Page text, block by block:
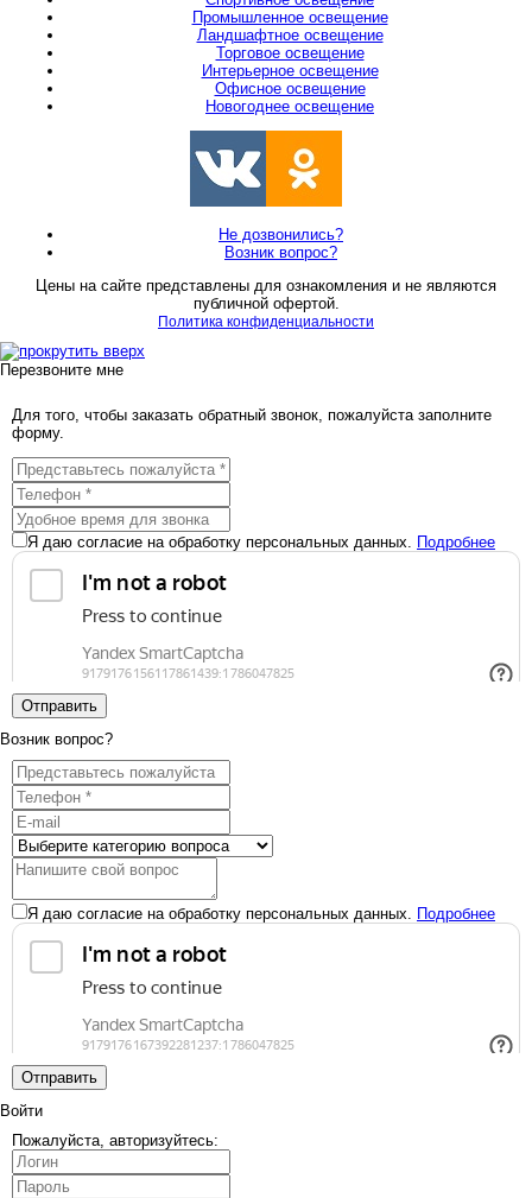
Промышленное освещение
Ландшафтное освещение
Торговое освещение
Интерьерное освещение
Офисное освещение
Новогоднее освещение
Не дозвонились?
Возник вопрос?
Цены на сайте представлены для ознакомления и не являются
публичной офертой.
Политика конфиденциальности
Перезвоните мне
Для того, чтобы заказать обратный звонок, пожалуйста заполните
форму.
Я даю согласие на обработку персональных данных. Подробнее
Отправить
Возник вопрос?
Я даю согласие на обработку персональных данных. Подробнее
Отправить
Войти
Пожалуйста, авторизуйтесь: